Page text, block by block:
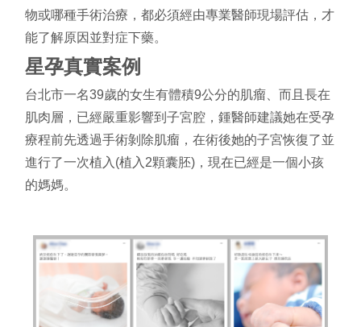
物或哪種手術治療，都必須經由專業醫師現場評估，才
能了解原因並對症下藥。
星孕真實案例
台北市一名39歲的女生有體積9公分的肌瘤、而且長在
肌肉層，已經嚴重影響到子宮腔，鍾醫師建議她在受孕
療程前先透過手術剝除肌瘤，在術後她的子宮恢復了並
進行了一次植入 (植入 2顆囊胚) ，現在已經是一個小孩
的媽媽。